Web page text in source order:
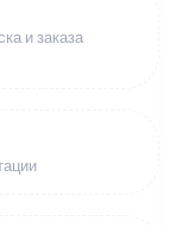
и заказа